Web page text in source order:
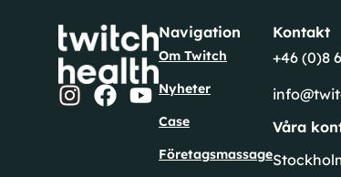
Navigation
Om Twitch
Nyheter
Case
Företagsmassage
Kontakt
+46 (0)8
Våra